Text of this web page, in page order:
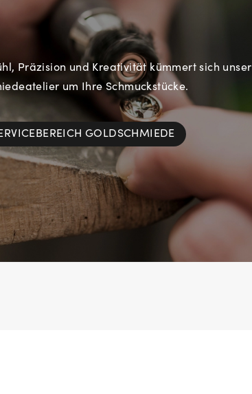
Präzision und Kreativität kümmert sich unser
um Ihre Schmuckstücke.
GOLDSCHMIEDE